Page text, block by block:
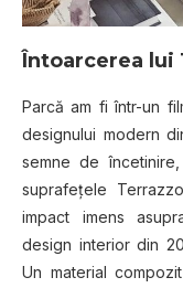
Întoarcerea lui
Parcă am fi într-un
designului modern
semne de
suprafeţele
impact imens
design interior din
Un material